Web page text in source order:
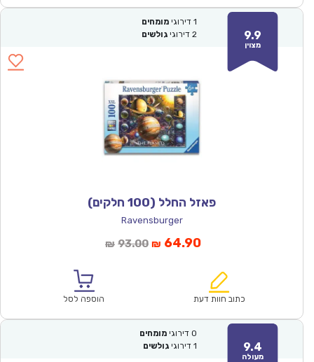
9.9
מצוין
1 דירוגי מומחים
2 דירוגי גולשים
פאזל החלל (100 חלקים)
Ravensburger
₪ 93.00המחיר
₪93.00.
₪ 64.90המחיר
הוא:
כתוב חוות דעת הוספה לסל
9.4
מעולה
0 דירוגי מומחים
1 דירוגי גולשים